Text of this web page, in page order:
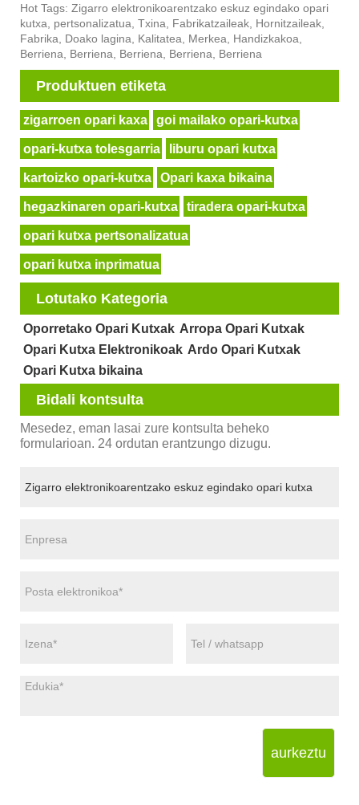
Hot Tags: Zigarro elektronikoarentzako eskuz egindako opari
kutxa, pertsonalizatua, Txina, Fabrikatzaileak, Hornitzaileak,
Fabrika, Doako lagina, Kalitatea, Merkea, Handizkakoa,
Berriena, Berriena, Berriena, Berriena, Berriena
Produktuen etiketa
zigarroen opari kaxa goi mailako opari-kutxa
opari-kutxa tolesgarria liburu opari kutxa
kartoizko opari-kutxa Opari kaxa bikaina
hegazkinaren opari-kutxa tiradera opari-kutxa
opari kutxa pertsonalizatua
opari kutxa inprimatua
Lotutako Kategoria
Oporretako Opari Kutxak Arropa Opari Kutxak
Opari Kutxa Elektronikoak Ardo Opari Kutxak
Opari Kutxa bikaina
Bidali kontsulta
Mesedez, eman lasai zure kontsulta beheko
formularioan. 24 ordutan erantzungo dizugu.
aurkeztu